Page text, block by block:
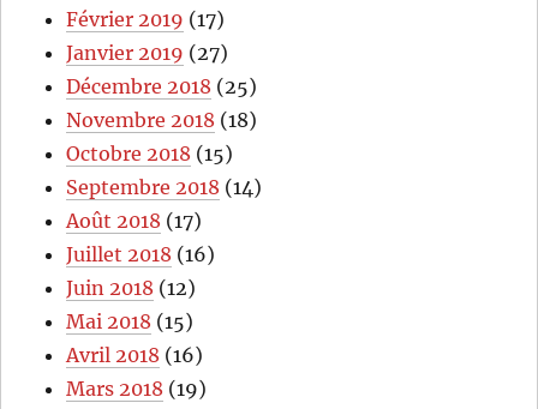
Février 2019 (17)
Janvier 2019 (27)
Décembre 2018 (25)
Novembre 2018 (18)
Octobre 2018 (15)
Septembre 2018 (14)
Août 2018 (17)
Juillet 2018 (16)
Juin 2018 (12)
Mai 2018 (15)
Avril 2018 (16)
Mars 2018 (19)